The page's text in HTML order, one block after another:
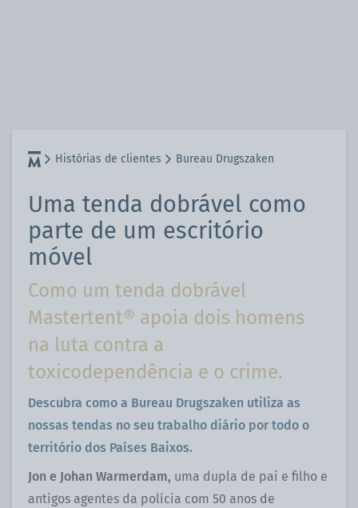
Histórias de clientes Bureau Drugszaken
Uma tenda dobrável como
parte de um escritório
móvel
Como um tenda dobrável
Mastertent® apoia dois homens
na luta contra a
toxicodependência e o crime.
Descubra como a Bureau Drugszaken utiliza as
nossas tendas no seu trabalho diário por todo o
território dos Países Baixos.
Jon e Johan Warmerdam, uma dupla de pai e filho e
antigos agentes da polícia com 50 anos de